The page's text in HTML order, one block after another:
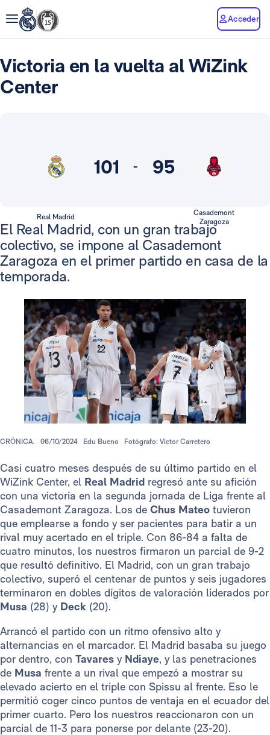
Acceder
Victoria en la vuelta al WiZink
Center
101 - 95
Real Madrid
Casademont
Zaragoza
El Real Madrid, con un gran trabajo
colectivo, se impone al Casademont
Zaragoza en el primer partido en casa de la
temporada.
CRÓNICA. 06/10/2024 Edu Bueno Fotógrafo: Víctor Carretero
Casi cuatro meses después de su último partido en el
WiZink Center, el Real Madrid regresó ante su afición
con una victoria en la segunda jornada de Liga frente al
Casademont Zaragoza. Los de Chus Mateo tuvieron
que emplearse a fondo y ser pacientes para batir a un
rival muy acertado en el triple. Con 86-84 a falta de
cuatro minutos, los nuestros firmaron un parcial de 9-2
que resultó definitivo. El Madrid, con un gran trabajo
colectivo, superó el centenar de puntos y seis jugadores
terminaron en dobles dígitos de valoración liderados por
Musa (28) y Deck (20).
Arrancó el partido con un ritmo ofensivo alto y
alternancias en el marcador. El Madrid basaba su juego
por dentro, con Tavares y Ndiaye, y las penetraciones
de Musa frente a un rival que empezó a mostrar su
elevado acierto en el triple con Spissu al frente. Eso le
permitió coger cinco puntos de ventaja en el ecuador del
primer cuarto. Pero los nuestros reaccionaron con un
parcial de 11-3 para ponerse por delante (23-20).